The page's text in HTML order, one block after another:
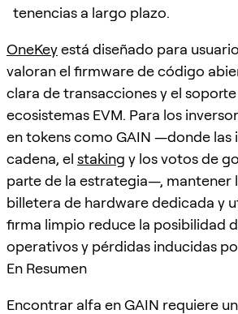
tenencias a largo plazo.
OneKeyestá diseñado para
valoran el firmware de código
clara de transacciones y el
ecosistemas EVM. Para los
en tokens como GAIN —donde las
cadena, el staking y los votos de
parte de la estrategia—, mantener
billetera de hardware dedicada y
firma limpio reduce la posibilidad
operativos y pérdidas inducidas
En Resumen
Encontrar alfa en GAIN requiere